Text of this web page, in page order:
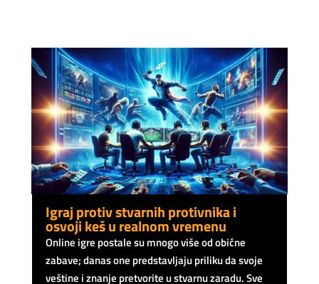
Igraj protiv stvarnih protivnika i
osvoji keš u realnom vremenu
Online igre postale su mnogo više od obične
zabave; danas one predstavljaju priliku da svoje
veštine i znanje pretvorite u stvarnu zaradu. Sve